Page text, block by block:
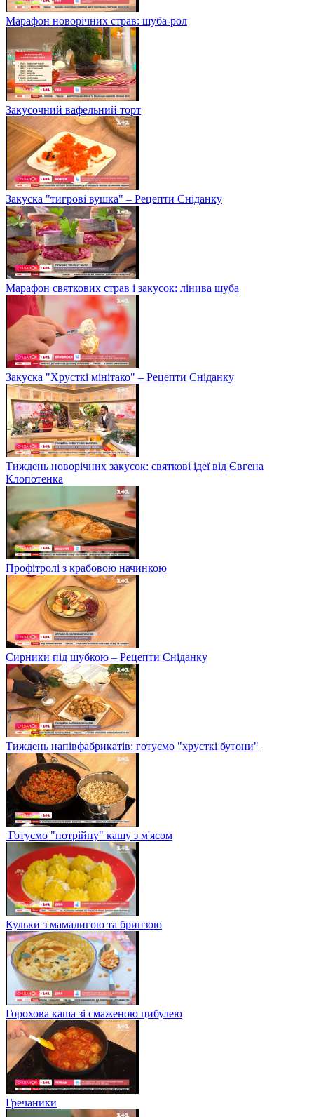
Марафон новорічних страв: шуба-рол
Закусочний вафельний торт
Закуска "тигрові вушка" – Рецепти Сніданку
Марафон святкових страв і закусок: лінива шуба
Закуска "Хрусткі мінітако" – Рецепти Сніданку
Тиждень новорічних закусок: святкові ідеї від Євгена
Клопотенка
Профітролі з крабовою начинкою
Сирники під шубкою – Рецепти Сніданку
Тиждень напівфабрикатів: готуємо "хрусткі бутони"
Готуємо "потрійну" кашу з м'ясом
Кульки з мамалигою та бринзою
Горохова каша зі смаженою цибулею
Гречаники